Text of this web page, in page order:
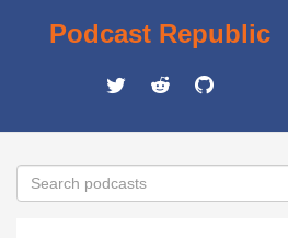
Podcast Republic